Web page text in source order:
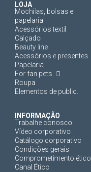
LOJA
Mochilas, bolsas e
papelaria
Acessórios textil
Calçado
Beauty line
Acessórios e presentes
Papelaria
For fan pets
Roupa
Elementos de public.
INFORMAÇÃO
Trabalhe conosco
Vídeo corporativo
Catálogo corporativo
Condições gerais
Comprometimento ético
Canal Ético